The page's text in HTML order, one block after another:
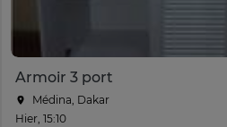
Armoir 3 port
Médina, Dakar
Hier, 15:10